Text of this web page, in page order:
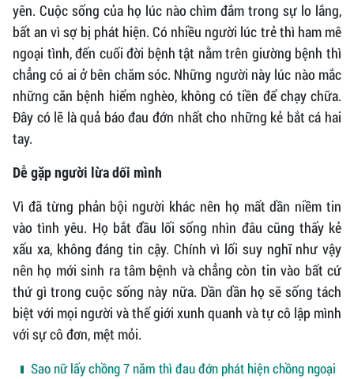
yên. Cuộc sống của họ lúc nào chìm đắm trong sự lo lắng,
bất an vì sợ bị phát hiện. Có nhiều người lúc trẻ thì ham mê
ngoại tình, đến cuối đời bệnh tật nằm trên giường bệnh thì
chẳng có ai ở bên chăm sóc. Những người này lúc nào mắc
những căn bệnh hiểm nghèo, không có tiền để chạy chữa.
Đây có lẽ là quả báo đau đớn nhất cho những kẻ bắt cá hai
tay.
Dễ gặp người lừa dối mình
Vì đã từng phản bội người khác nên họ mất dần niềm tin
vào tình yêu. Họ bắt đầu lối sống nhìn đâu cũng thấy kẻ
xấu xa, không đáng tin cậy. Chính vì lối suy nghĩ như vậy
nên họ mới sinh ra tâm bệnh và chẳng còn tin vào bất cứ
thứ gì trong cuộc sống này nữa. Dần dần họ sẽ sống tách
biệt với mọi người và thế giới xunh quanh và tự cô lập mình
với sự cô đơn, mệt mỏi.
Sao nữ lấy chồng 7 năm thì đau đớn phát hiện chồng ngoại